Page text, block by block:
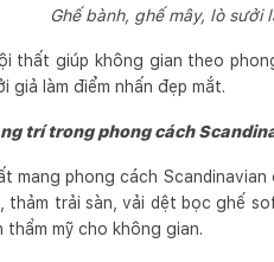
Ghế bành, ghế mây, lò sưởi
thất giúp không gian theo
giả làm điểm nhấn đẹp mắt.
trí trong phong cách
mang phong cách
trải sàn, vải dệt bọc ghế
mỹ cho không gian.